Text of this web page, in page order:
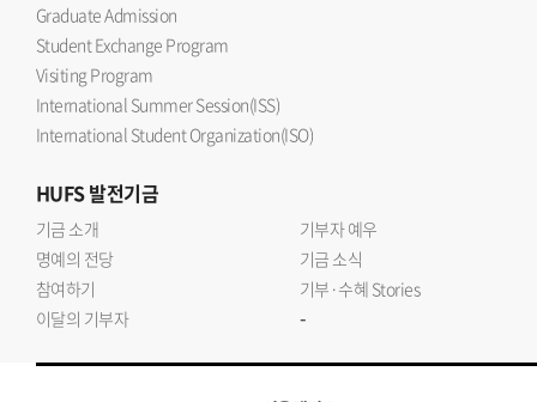
Graduate Admission
Student Exchange Program
Visiting Program
International Summer Session(ISS)
International Student Organization(ISO)
HUFS발전기금
기금 소개
기부자 예우
명예의 전당
기금 소식
참여하기
기부·수혜 Stories
이달의 기부자
-